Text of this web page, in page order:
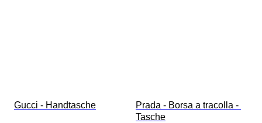
Gucci - Handtasche
Prada - Borsa a tracolla -
Tasche